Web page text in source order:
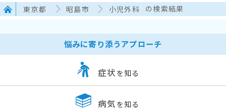
東京都 昭島市 小児外科 の検索結果
悩みに寄り添うアプローチ
症状 を知る
病気 を知る